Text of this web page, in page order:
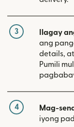
3 Ilagay
ang
details,
Pumili
4 Mag-
iyong